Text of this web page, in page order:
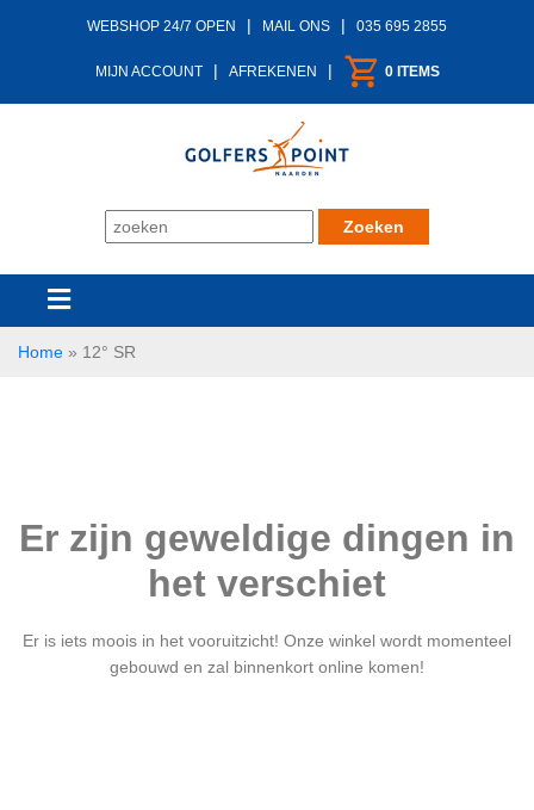
WEBSHOP 24/7 OPEN | MAIL ONS | 035 695 2855
MIJN ACCOUNT | AFREKENEN | 0 ITEMS
Home » 12° SR
Er zijn geweldige dingen in
het verschiet
Er is iets moois in het vooruitzicht! Onze winkel wordt momenteel
gebouwd en zal binnenkort online komen!